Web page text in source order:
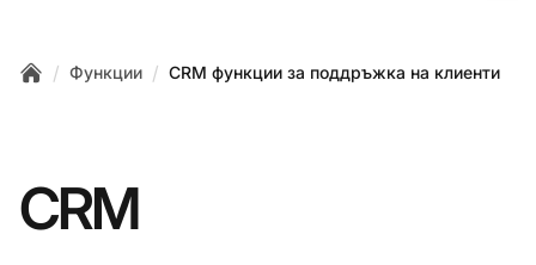
/ Функции / CRM функции за поддръжка на клиенти
CRM